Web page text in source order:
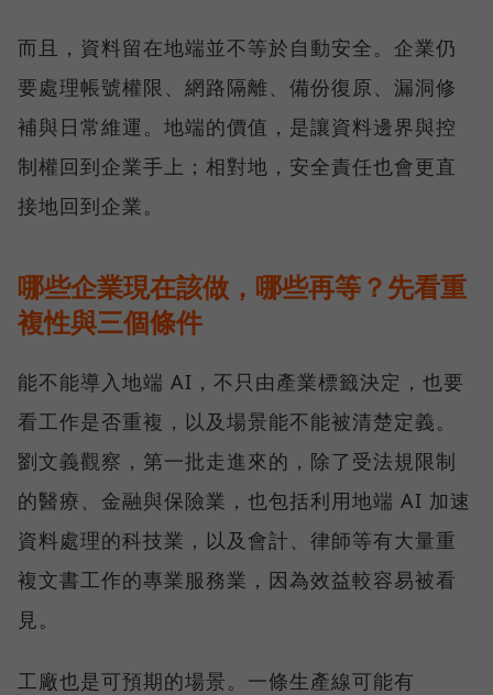
而且，資料留在地端並不等於自動安全。企業仍
要處理帳號權限、網路隔離、備份復原、漏洞修
補與日常維運。地端的價值，是讓資料邊界與控
制權回到企業手上；相對地，安全責任也會更直
接地回到企業。
哪些企業現在該做，哪些再等？先看重
複性與三個條件
能不能導入地端 AI，不只由產業標籤決定，也要
看工作是否重複，以及場景能不能被清楚定義。
劉文義觀察，第一批走進來的，除了受法規限制
的醫療、金融與保險業，也包括利用地端 AI 加速
資料處理的科技業，以及會計、律師等有大量重
複文書工作的專業服務業，因為效益較容易被看
見。
工廠也是可預期的場景。一條生產線可能有